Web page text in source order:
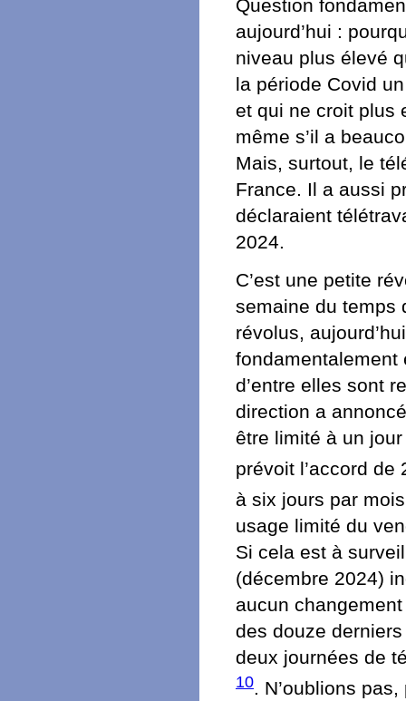
Question
aujourd’hui :
niveau plus élevé
la période Covid
et qui ne croit plus
même s’il a
Mais, surtout, le
France. Il a aussi
déclaraient
2024.
C’est une petite
semaine du temps
révolus,
fondamentalement
d’entre elles sont
direction a
être limité à un
prévoit l’accord de
à six jours par
usage limité du
Si cela est à
(décembre 2024)
aucun
des douze
deux journées de
10. N’oublions